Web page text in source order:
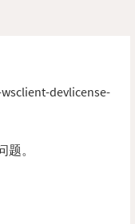
devlicense-
。